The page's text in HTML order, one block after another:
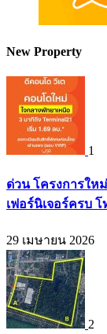
New Property
1
ด่วน โครงการให
เฟอร์นิเจอร์ครบ โ
29 เมษายน 2026
2